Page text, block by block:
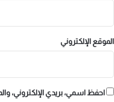
الموقع الإلكتروني
احفظ اسمي، بريدي الإلكتروني،